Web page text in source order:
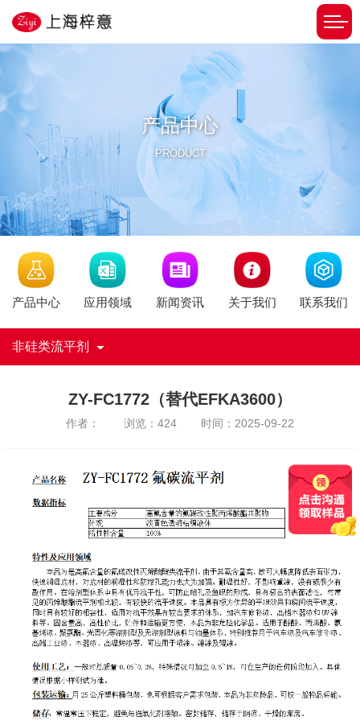
产品中心
PRODUCT
产品中心 应用领域 新闻资讯 关于我们 联系我们
非硅类流平剂
ZY-FC1772（替代EFKA3600）
作者： 浏览：424 时间：2025-09-22